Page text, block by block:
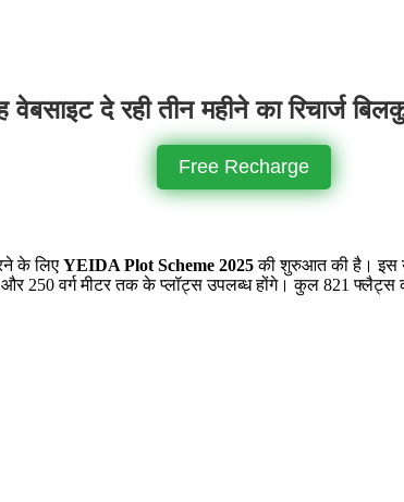
वेबसाइट दे रही तीन महीने का रिचार्ज
Free Recharge
के लिए YEIDA Plot Scheme 2025की शुरुआत की है। इस
और 250 वर्ग मीटर तक के प्लॉट्स उपलब्ध होंगे। कुल 821